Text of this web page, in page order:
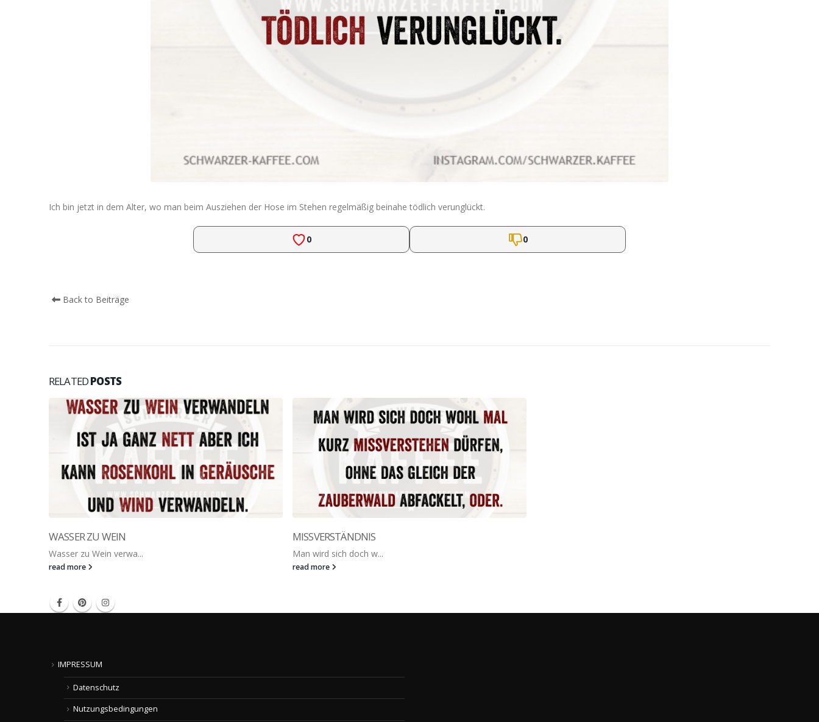
Ich bin jetzt in dem Alter, wo man beim Ausziehen der Hose im Stehen regelmäßig beinahe tödlich verunglückt.
0 0
Back to Beiträge
RELATEDPOSTS
WASSER ZU WEIN
Wasser zu Wein verwa...
read more
MISSVERSTÄNDNIS
Man wird sich doch w...
read more
IMPRESSUM
Datenschutz
Nutzungsbedingungen